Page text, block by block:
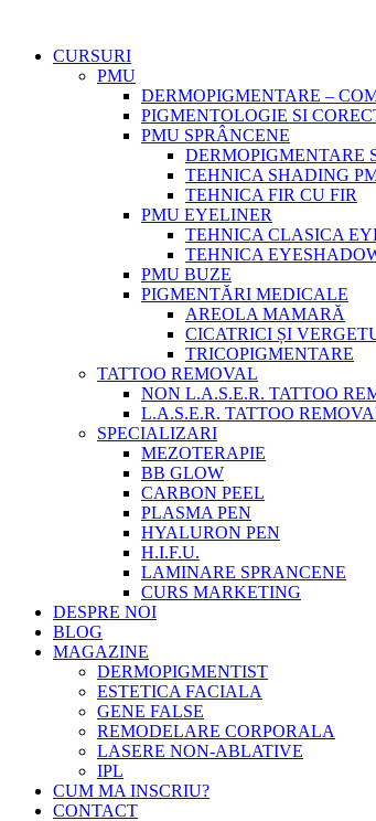
CURSURI
PMU
DERMOPIGMENTARE –
PIGMENTOLOGIE SI
PMU SPRÂNCENE
DERMOPIGMENTARE
TEHNICA SHADING
TEHNICA FIR CU FIR
PMU EYELINER
TEHNICA CLASICA
TEHNICA
PMU BUZE
PIGMENTĂRI MEDICALE
AREOLA MAMARĂ
CICATRICI ȘI
TRICOPIGMENTARE
TATTOO REMOVAL
NON L.A.S.E.R. TATTOO
L.A.S.E.R. TATTOO
SPECIALIZARI
MEZOTERAPIE
BB GLOW
CARBON PEEL
PLASMA PEN
HYALURON PEN
H.I.F.U.
LAMINARE SPRANCENE
CURS MARKETING
DESPRE NOI
BLOG
MAGAZINE
DERMOPIGMENTIST
ESTETICA FACIALA
GENE FALSE
REMODELARE CORPORALA
LASERE NON-ABLATIVE
IPL
CUM MA INSCRIU?
CONTACT